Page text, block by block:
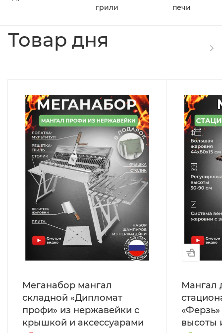
грили
печи
Товар дня
Меганабор мангал
складной «Дипломат
профи» из нержавейки с
крышкой и аксессуарами
Мангал
высоты